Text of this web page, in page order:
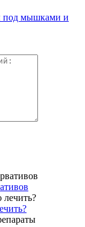
под мышками и